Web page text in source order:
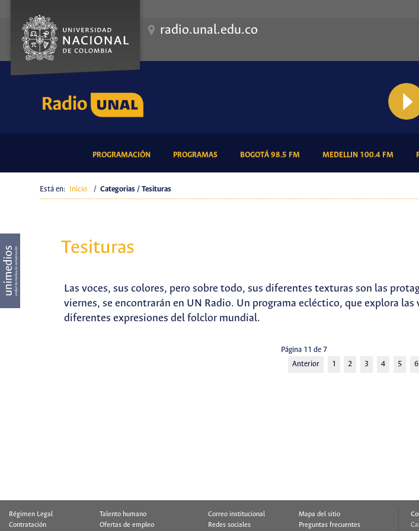
radio.unal.edu.co
PROGRAMACIÓN(CURRENT)PROGRAMAS(CURRENT)BOGOTÁ 98.5 FM(CURRENT)MEDELLIN 100.4 FM
Está en: Inicio / Categorias / Tesituras
Tesituras
Las voces, sus colores, pero sobre todo, sus diferentes texturas son las
viernes, se encontrarán en UN Radio. Un programa ecléctico, que explora
diferentes expresiones del folclor mundial.
Página 11 de 7
Anterior
1 2 3 4 5 6
Régimen Legal
Talento humano
Contratación
Ofertas de empleo
Correo institucional
Mapa del sitio
Redes sociales
Preguntas frecuentes